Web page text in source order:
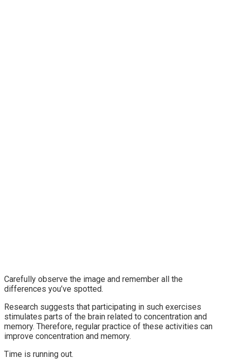
Carefully observe the image and remember all the
differences you’ve spotted.
Research suggests that participating in such exercises
stimulates parts of the brain related to concentration and
memory. Therefore, regular practice of these activities can
improve concentration and memory.
Time is running out.